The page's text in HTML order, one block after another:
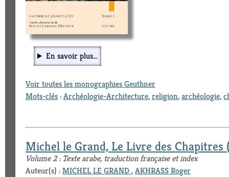
En savoir plus...
Voir toutes les monographies Geuthner
Mots-clés:Archéologie-Architecture,religion,archéologie,
Michel le Grand, Le Livre des Chapitres
Volume 2 : Texte arabe, traduction française et index
Auteur(s) :MICHEL LE GRAND,AKHRASS Roger